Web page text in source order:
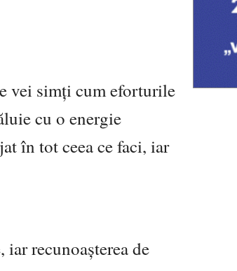
vei simți cum eforturile
cu o energie
în tot ceea ce faci, iar
recunoașterea de